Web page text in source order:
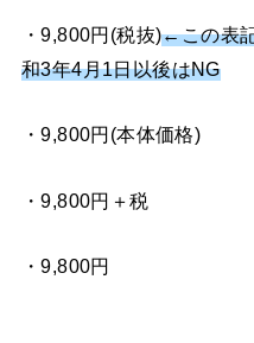
・9,800円(税抜)←この表
和3年4月1日以後はNG
・9,800円(本体価格)
・9,800円＋税
・9,800円